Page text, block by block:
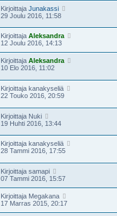
Kirjoittaja Junakassi
29 Joulu 2016, 11:58
Kirjoittaja Aleksandra
12 Joulu 2016, 14:13
Kirjoittaja Aleksandra
10 Elo 2016, 11:02
Kirjoittaja kanakyseliä
22 Touko 2016, 20:59
Kirjoittaja Nuki
19 Huhti 2016, 13:44
Kirjoittaja kanakyseliä
28 Tammi 2016, 17:55
Kirjoittaja samapi
07 Tammi 2016, 15:57
Kirjoittaja Megakana
17 Marras 2015, 20:17